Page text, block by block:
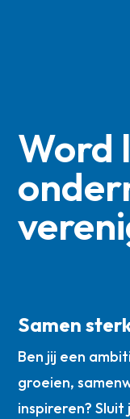
Word
Samen
Ben jij een
groeien,
inspireren? Sluit